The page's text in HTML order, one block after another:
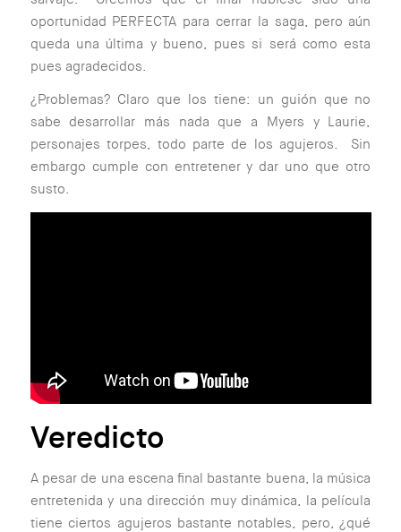
oportunidad PERFECTA para cerrar la saga, pero aún
queda una última y bueno, pues si será como esta
pues agradecidos.
¿Problemas? Claro que los tiene: un guión que no
sabe desarrollar más nada que a Myers y Laurie,
personajes torpes, todo parte de los agujeros. Sin
embargo cumple con entretener y dar uno que otro
susto.
Veredicto
A pesar de una escena final bastante buena, la música
entretenida y una dirección muy dinámica, la película
tiene ciertos agujeros bastante notables, pero, ¿qué